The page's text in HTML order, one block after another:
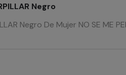
Negro
Negro De Mujer NO SE ME